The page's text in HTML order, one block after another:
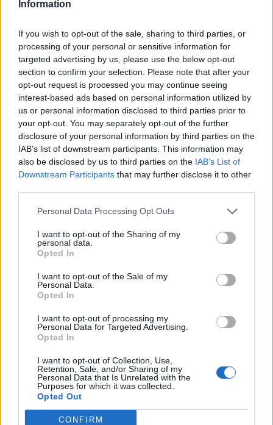
Information
If you wish to opt-out of the sale, sharing to third parties, or
processing of your personal or sensitive information for
targeted advertising by us, please use the below opt-out
section to confirm your selection. Please note that after your
opt-out request is processed you may continue seeing
interest-based ads based on personal information utilized by
us or personal information disclosed to third parties prior to
your opt-out. You may separately opt-out of the further
disclosure of your personal information by third parties on the
IAB’s list of downstream participants. This information may
also be disclosed by us to third parties on the IAB’s List of
Downstream Participants that may further disclose it to other
Personal Data Processing Opt Outs
I want to opt-out of the Sharing of my
personal data.
Opted In
I want to opt-out of the Sale of my
Personal Data.
Opted In
I want to opt-out of processing my
Personal Data for Targeted Advertising.
Opted In
I want to opt-out of Collection, Use,
Retention, Sale, and/or Sharing of my
Personal Data that Is Unrelated with the
Purposes for which it was collected.
Opted Out
CONFIRM
W utworze ukazana jest teżpostać rzeźbiarza
którzy pragnął stworzyć posąg Afrodyty. W
trakcie pracy artysta zrozumiał, że nie uda mu
sięuchwycić piękna greckiej bogini. Rzucił więc
swoją pracę, zdruzgotany emocjami, jakie nagle
na niego spadły. Potłukł marmur, podeptał
kawałki kamienia. Bolało go to fizycznie, jednak
tylko w ten sposób mógł dać upust swojej złości.
artystyczną porażką. Stracił kontrolę nad sobą,
Podmiot liryczny również
realizację swoich ideałów . Marzył, by
przekazać swoje przemyślenia kolejnym
nie został osiągnięty. Osoba mówiąca w wierszu
nie chce się ponownie angażować i
życie, które jest pozbawione wyższych
celów.